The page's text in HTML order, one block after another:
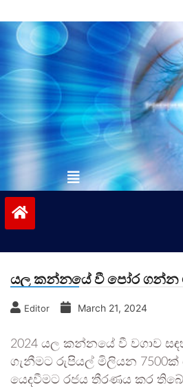
to
contentvinivida.lk
යල කන්නයේ වී පෝර ගන්න
Editor March 21, 2024
2024 යල කන්නයේ වී වගාව
ගැනීමට රුපියල් මිලියන
යෙදවීමට රජය තීරණය කර